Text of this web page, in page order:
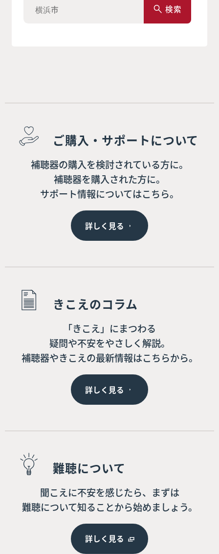
検索
ご購入・サポートについて
補聴器の購入を検討されている方に。
補聴器を購入された方に。
サポート情報についてはこちら。
詳しく見る
きこえのコラム
「きこえ」にまつわる
疑問や不安をやさしく解説。
補聴器やきこえの最新情報はこちらから。
詳しく見る
難聴について
聞こえに不安を感じたら、まずは
難聴について知ることから始めましょう。
詳しく見る